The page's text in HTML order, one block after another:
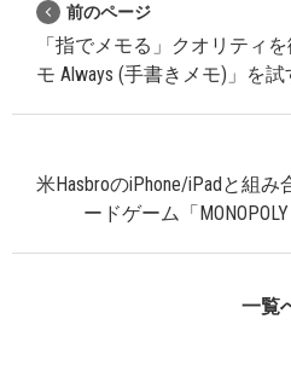
前のページ
「指でメモる」クオリティ
モ Always (手書きメモ)」を試
米HasbroのiPhone/iPadと組み
ードゲーム「
一覧